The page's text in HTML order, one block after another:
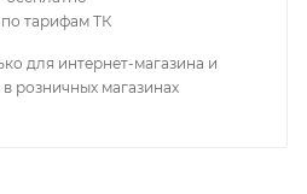
тарифам ТК
для интернет-магазина и
розничных магазинах